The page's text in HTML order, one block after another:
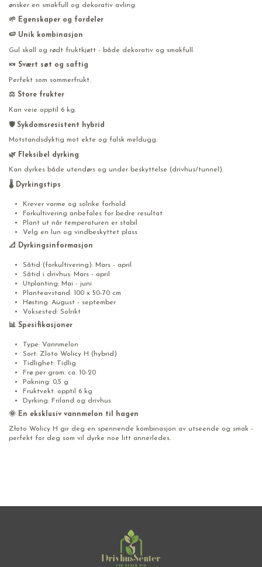
ønsker en smakfull og dekorativ avling.
🌱 Egenskaper og fordeler
🍉 Unik kombinasjon
Gul skall og rødt fruktkjøtt - både dekorativ og smakfull.
🍬 Svært søt og saftig
Perfekt som sommerfrukt.
⚖️ Store frukter
Kan veie opptil 6 kg.
🛡️ Sykdomsresistent hybrid
Motstandsdyktig mot ekte og falsk meldugg.
🌿 Fleksibel dyrking
Kan dyrkes både utendørs og under beskyttelse (drivhus/tunnel).
🌡️ Dyrkingstips
Krever varme og solrike forhold
Forkultivering anbefales for bedre resultat
Plant ut når temperaturen er stabil
Velg en lun og vindbeskyttet plass
📐 Dyrkingsinformasjon
Såtid (forkultivering): Mars - april
Såtid i drivhus: Mars - april
Utplanting: Mai - juni
Planteavstand: 100 x 50-70 cm
Høsting: August - september
Voksested: Solrikt
📊 Spesifikasjoner
Type: Vannmelon
Sort: Zloto Wolicy H (hybrid)
Tidlighet: Tidlig
Frø per gram: ca. 10-20
Pakning: 0,5 g
Fruktvekt: opptil 6 kg
Dyrking: Friland og drivhus
🌞 En eksklusiv vannmelon til hagen
Złoto Wolicy H gir deg en spennende kombinasjon av utseende og smak -
perfekt for deg som vil dyrke noe litt annerledes.